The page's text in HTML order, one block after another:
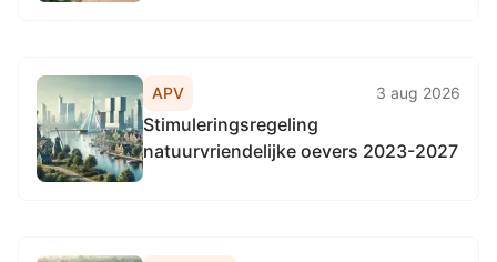
APV 3 aug 2026
Stimuleringsregeling
natuurvriendelijke oevers 2023-2027